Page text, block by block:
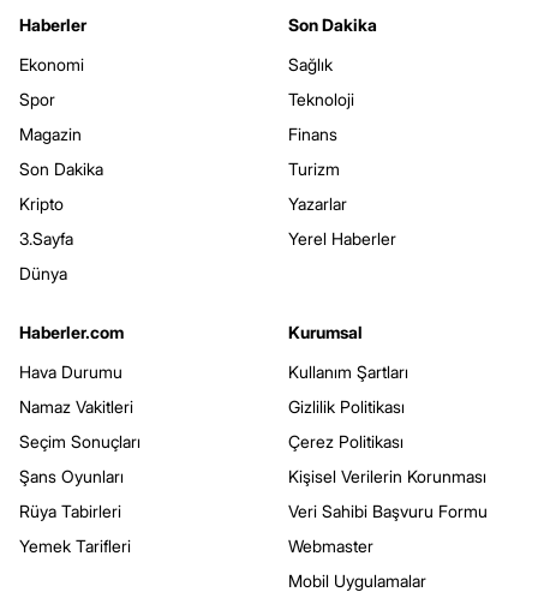
Haberler
Ekonomi
Spor
Magazin
Son Dakika
Kripto
3.Sayfa
Dünya
Son Dakika
Sağlık
Teknoloji
Finans
Turizm
Yazarlar
Yerel Haberler
Haberler.com
Hava Durumu
Namaz Vakitleri
Seçim Sonuçları
Şans Oyunları
Rüya Tabirleri
Yemek Tarifleri
Kurumsal
Kullanım Şartları
Gizlilik Politikası
Çerez Politikası
Kişisel Verilerin Korunması
Veri Sahibi Başvuru Formu
Webmaster
Mobil Uygulamalar